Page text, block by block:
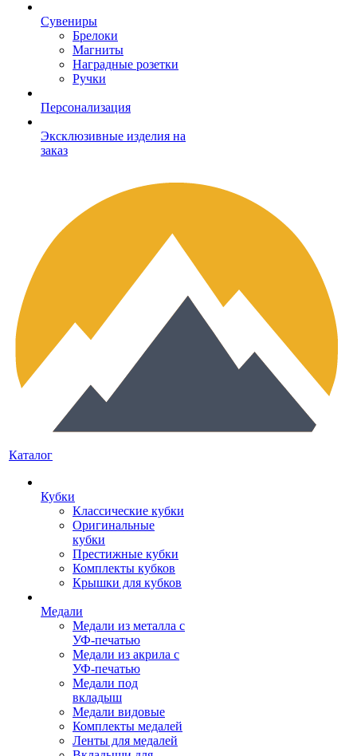
Сувениры
Брелоки
Магниты
Наградные розетки
Ручки
Персонализация
Эксклюзивные изделия на
заказ
Каталог
Кубки
Классические кубки
Оригинальные
кубки
Престижные кубки
Комплекты кубков
Крышки для кубков
Медали
Медали из металла с
УФ-печатью
Медали из акрила с
УФ-печатью
Медали под
вкладыш
Медали видовые
Комплекты медалей
Ленты для медалей